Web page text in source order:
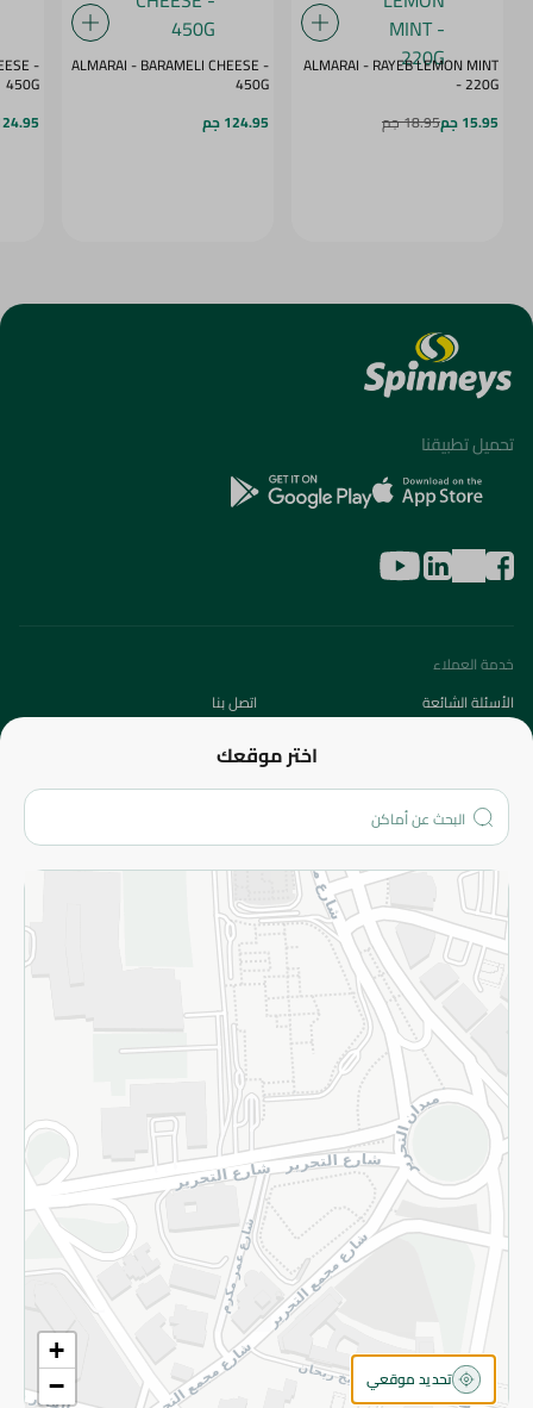
ALMARAI - RAYEB LEMON MINT
- 220G
15.95 جم
18.95 جم
ALMARAI - BARAMELI CHEESE -
450G
124.95 جم
-
450G
124.95
اختر موقعك
+
−
تحديد موقعي
تحميل تطبيقنا
خدمة العملاء
الأسئلة الشائعة
اتصل بنا
من نحن؟
الفروع
المزيد
الاسترجاع
سياسة الاستخدام
سياسة الخصوصية
قم بالتسجيل للنشرة
©2026 - Spinneys | جميع الحقوق محفوظة